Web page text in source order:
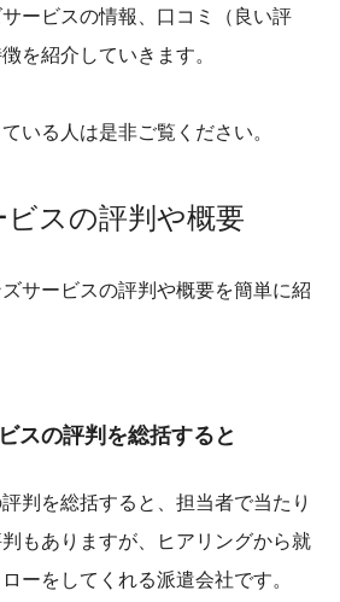
ービスの情報、口コミ（良い評
を紹介していきます。
いる人は是非ご覧ください。
スの評判や概要
サービスの評判や概要を簡単に紹
スの評判を総括すると
判を総括すると、担当者で当たり
もありますが、ヒアリングから就
ーをしてくれる派遣会社です。